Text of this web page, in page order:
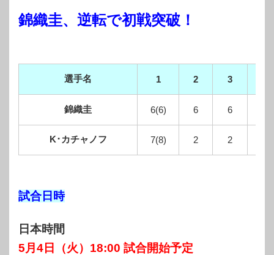
錦織圭、逆転で初戦突破！
選手名 1 2 3
錦織圭 6(6) 6 6
K･カチャノフ 7(8) 2 2
試合日時
日本時間
5月4日（火）18:00 試合開始予定